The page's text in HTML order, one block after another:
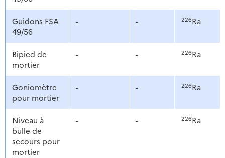
Guidons FSA
49/56
- - 226Ra
Bipied de
mortier
- - 226Ra
Goniomètre
pour mortier
- - 226Ra
Niveau à
bulle de
secours pour
mortier
- - 226Ra